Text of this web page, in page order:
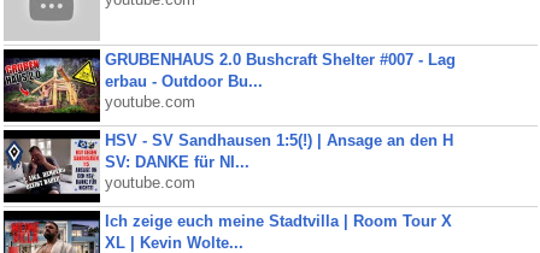
GRUBENHAUS 2.0 Bushcraft Shelter #007 - Lag
erbau - Outdoor Bu...
youtube.com
HSV - SV Sandhausen 1:5(!) | Ansage an den H
SV: DANKE für NI...
youtube.com
Ich zeige euch meine Stadtvilla | Room Tour X
XL | Kevin Wolte...